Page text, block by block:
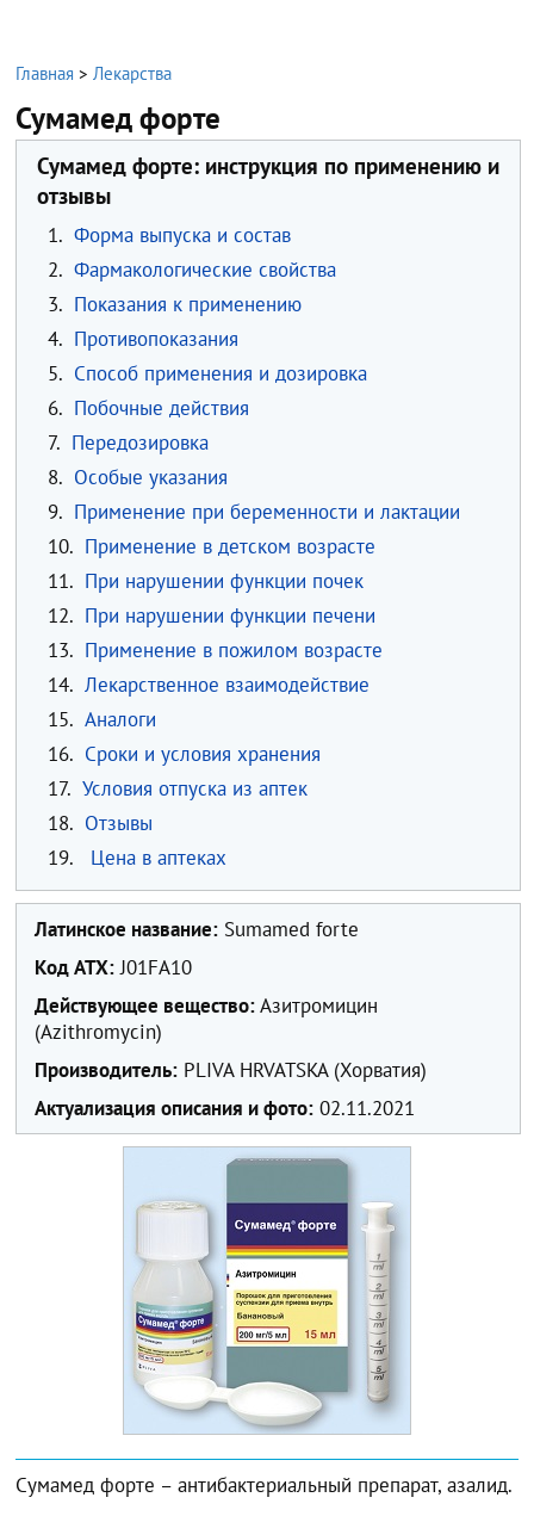
Главная >Лекарства
Сумамед форте
Сумамед форте: инструкция по применению и
отзывы
1. Форма выпуска и состав
2. Фармакологические свойства
3. Показания к применению
4. Противопоказания
5. Способ применения и дозировка
6. Побочные действия
7. Передозировка
8. Особые указания
9. Применение при беременности и лактации
10. Применение в детском возрасте
11. При нарушении функции почек
12. При нарушении функции печени
13. Применение в пожилом возрасте
14. Лекарственное взаимодействие
15. Аналоги
16. Сроки и условия хранения
17. Условия отпуска из аптек
18. Отзывы
19.
Цена в аптеках
Латинское название: Sumamed forte
Код ATX:J01FA10
Действующее вещество:Азитромицин
(Azithromycin)
Производитель: PLIVA HRVATSKA (Хорватия)
Актуализация описания и фото: 02.11.2021
Сумамед форте – антибактериальный препарат, азалид.